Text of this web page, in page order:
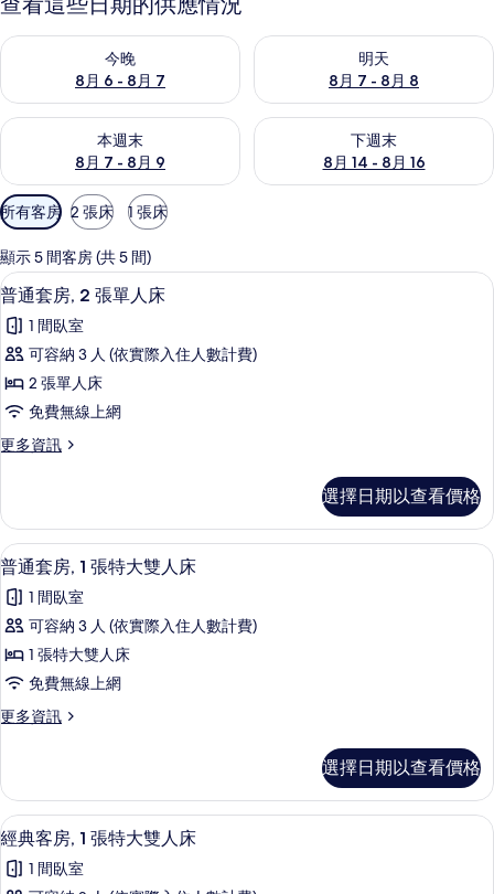
今晚
8月 6 - 8月 7
查看今晚 (8月 6 - 8月 7) 的供應情況
明天
8月 7 - 8月 8
查看明天 (8月 7 - 8月 8) 的供
本週末
8月 7 - 8月 9
查看本週末 (8月 7 - 8月 9) 的供應情況
下週末
8月 14 - 8月 16
查看下週末 (8月 14 - 8月 16)
可
用
的
客
房
篩
選
條
所有客房 2 張床 1 張床
顯示 5 間客房 (共 5 間)
顯
示
普
通
套
房,
2
單
人
床
的
所
有
相
片
普通套房, 2 張單人床 | 低過敏寢具、
4
普通套房, 2 張單人床
1 間臥室
可容納 3 人 (依實際入住人數計費)
2 張單人床
免費無線上網
更多資訊
更
套
房,
2
張
單
人
的
詳
選擇日期以查看價格
顯
示
普
通
套
房,
1
特
大
雙
人
普通套房, 1 張特大雙人床 | 低過敏寢
7
普通套房, 1 張特大雙人床
1 間臥室
可容納 3 人 (依實際入住人數計費)
1 張特大雙人床
免費無線上網
更多資訊
更
套
房,
1
特
選擇日期以查看價格
顯
示
經
經典客房, 1 張特大雙人床 | 低過敏寢
4
經典客房, 1 張特大雙人床
1 間臥室